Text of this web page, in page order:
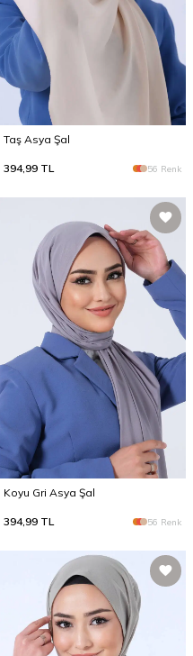
Taş Asya Şal
394,99 TL 56 Renk
Koyu Gri Asya Şal
394,99 TL 56 Renk